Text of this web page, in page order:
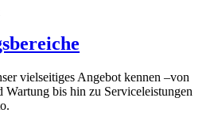
vielseitiges Angebot kennen –von
Wartung bis hin zu Serviceleistungen